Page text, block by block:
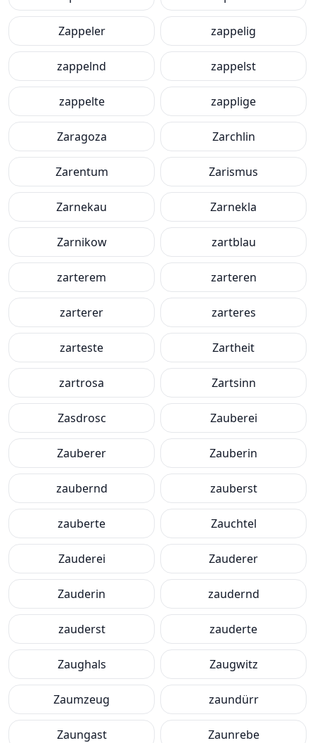
Zappeler zappelig
zappelnd zappelst
zappelte zapplige
Zaragoza Zarchlin
Zarentum Zarismus
Zarnekau Zarnekla
Zarnikow zartblau
zarterem zarteren
zarterer zarteres
zarteste Zartheit
zartrosa Zartsinn
Zasdrosc Zauberei
Zauberer Zauberin
zaubernd zauberst
zauberte Zauchtel
Zauderei Zauderer
Zauderin zaudernd
zauderst zauderte
Zaughals Zaugwitz
Zaumzeug zaundürr
Zaungast Zaunrebe